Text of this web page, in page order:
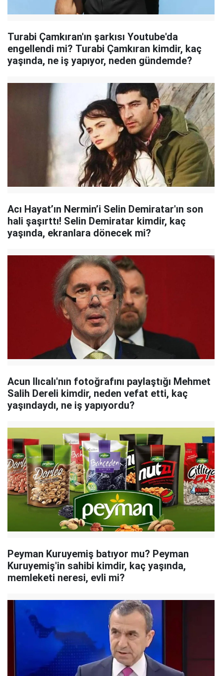
Turabi Çamkıran'ın şarkısı Youtube'da
engellendi mi? Turabi Çamkıran kimdir, kaç
yaşında, ne iş yapıyor, neden gündemde?
Acı Hayat’ın Nermin’i Selin Demiratar'ın son
hali şaşırttı! Selin Demiratar kimdir, kaç
yaşında, ekranlara dönecek mi?
Acun Ilıcalı'nın fotoğrafını paylaştığı Mehmet
Salih Dereli kimdir, neden vefat etti, kaç
yaşındaydı, ne iş yapıyordu?
Peyman Kuruyemiş batıyor mu? Peyman
Kuruyemiş'in sahibi kimdir, kaç yaşında,
memleketi neresi, evli mi?